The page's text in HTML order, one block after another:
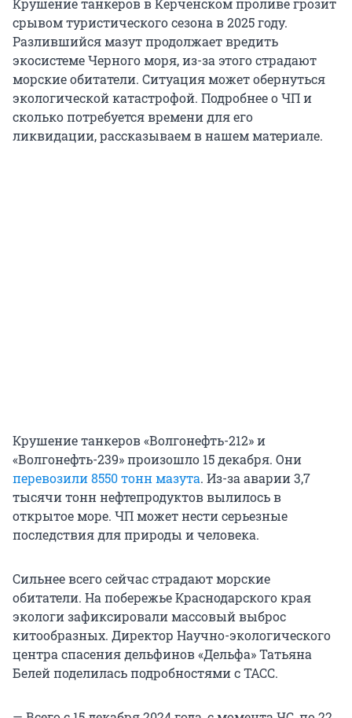
Крушение танкеров в Керченском проливе грозит
срывом туристического сезона в 2025 году.
Разлившийся мазут продолжает вредить
экосистеме Черного моря, из-за этого страдают
морские обитатели. Ситуация может обернуться
экологической катастрофой. Подробнее о ЧП и
сколько потребуется времени для его
ликвидации, рассказываем в нашем материале.
Крушение танкеров «Волгонефть-212» и
«Волгонефть-239» произошло 15 декабря. Они
перевозили 8550 тонн мазута. Из-за аварии 3,7
тысячи тонн нефтепродуктов вылилось в
открытое море. ЧП может нести серьезные
последствия для природы и человека.
Сильнее всего сейчас страдают морские
обитатели. На побережье Краснодарского края
экологи зафиксировали массовый выброс
китообразных. Директор Научно-экологического
центра спасения дельфинов «Дельфа» Татьяна
Белей поделилась подробностями с ТАСС.